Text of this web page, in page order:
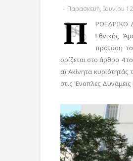
- Παρασκευή, Ιουνίου
Π
ΡΟΕΔΡΙΚΟ
Εθνικής
πρόταση
ορίζεται στο άρθρο 4
α) Ακίνητα
στις Ένοπλες